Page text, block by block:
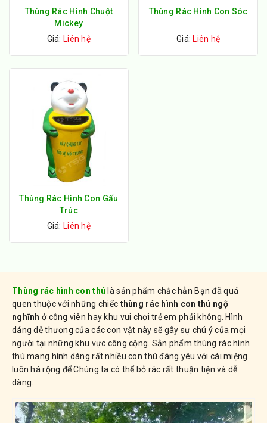
Thùng Rác Hình Chuột
Mickey
Giá: Liên hệ
Thùng Rác Hình Con Sóc
Giá: Liên hệ
Thùng Rác Hình Con Gấu
Trúc
Giá: Liên hệ
Thùng rác hình con thú là sản phẩm chắc hẳn Bạn đã quá
quen thuộc với những chiếc thùng rác hình con thú ngộ
nghĩnh ở công viên hay khu vui chơi trẻ em phải không. Hình
dáng dễ thương của các con vật này sẽ gây sự chú ý của mọi
người tại những khu vực công cộng. Sản phẩm thùng rác hình
thú mang hình dáng rất nhiều con thú đáng yêu với cái miệng
luôn há rộng để Chúng ta có thể bỏ rác rất thuận tiện và dễ
dàng.